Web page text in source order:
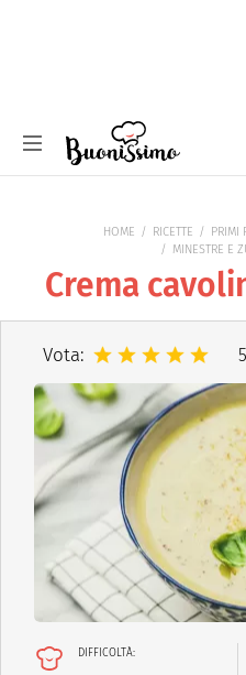
HOME RICETTE PRIMI
MINESTRE E
Crema
Vota: 5
DIFFICOLTÀ: